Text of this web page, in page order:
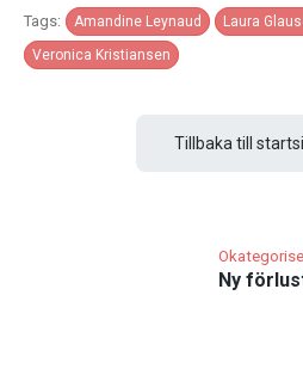
Tags: Amandine Leynaud Laura
Veronica Kristiansen
Tillbaka till
Ny